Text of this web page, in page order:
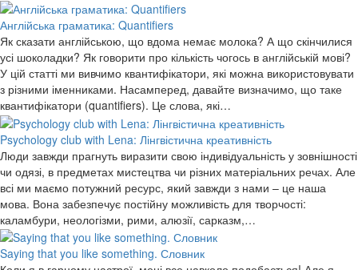
Англійська граматика: Quantifiers
Як сказати англійською, що вдома немає молока? А що скінчилися
усі шоколадки? Як говорити про кількість чогось в англійській мові?
У цій статті ми вивчимо квантифікатори, які можна використовувати
з різними іменниками. Насамперед, давайте визначимо, що таке
квантифікатори (quantifiers). Це слова, які…
Psychology club with Lena: Лінгвістична креативність
Люди завжди прагнуть виразити свою індивідуальність у зовнішності
чи одязі, в предметах мистецтва чи різних матеріальних речах. Але
всі ми маємо потужний ресурс, який завжди з нами – це наша
мова. Вона забезпечує постійну можливість для творчості:
каламбури, неологізми, рими, алюзії, сарказм,…
Saying that you like something. Словник